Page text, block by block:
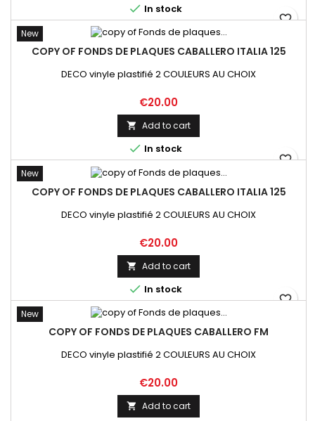
 In stock
favorite_border
New
COPY OF FONDS DE PLAQUES CABALLERO ITALIA 125
DECO vinyle plastifié 2 COULEURS AU CHOIX
Price
€20.00
 Add to cart
 In stock
favorite_border
New
COPY OF FONDS DE PLAQUES CABALLERO ITALIA 125
DECO vinyle plastifié 2 COULEURS AU CHOIX
Price
€20.00
 Add to cart
 In stock
favorite_border
New
COPY OF FONDS DE PLAQUES CABALLERO FM
DECO vinyle plastifié 2 COULEURS AU CHOIX
Price
€20.00
 Add to cart